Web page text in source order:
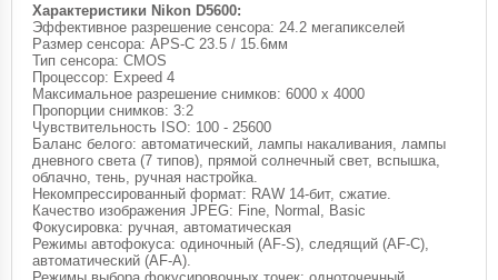
Характеристики Nikon D5600:
Эффективное разрешение сенсора: 24.2 мегапикселей
Размер сенсора: APS-C 23.5 / 15.6мм
Тип сенсора: CMOS
Процессор: Expeed 4
Максимальное разрешение снимков: 6000 х 4000
Пропорции снимков: 3:2
Чувствительность ISO: 100 - 25600
Баланс белого: автоматический, лампы накаливания, лампы
дневного света (7 типов), прямой солнечный свет, вспышка,
облачно, тень, ручная настройка.
Некомпрессированный формат: RAW 14-бит, сжатие.
Качество изображения JPEG: Fine, Normal, Basic
Фокусировка: ручная, автоматическая
Режимы автофокуса: одиночный (AF-S), следящий (AF-C),
автоматический (АF-A).